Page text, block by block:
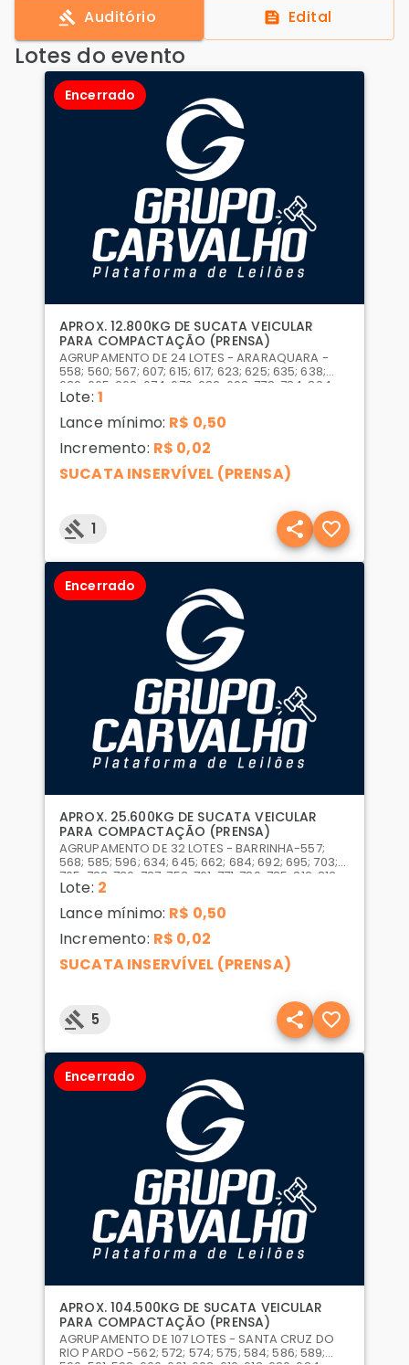
Auditório Edital
Lotes do evento
Encerrado
APROX. 12.800KG DE SUCATA VEICULAR
PARA COMPACTAÇÃO (PRENSA)
AGRUPAMENTO DE 24 LOTES - ARARAQUARA -
558; 560; 567; 607; 615; 617; 623; 625; 635; 638;
639; 665; 668; 674; 676; 682; 698; 772; 784; 804;
807; 831; 835; 875
Lote: 1
Lance mínimo: R$ 0,50
Incremento: R$ 0,02
SUCATA INSERVÍVEL (PRENSA)
1
Encerrado
APROX. 25.600KG DE SUCATA VEICULAR
PARA COMPACTAÇÃO (PRENSA)
AGRUPAMENTO DE 32 LOTES - BARRINHA-557;
568; 585; 596; 634; 645; 662; 684; 692; 695; 703;
705; 728; 736; 737; 753; 761; 771; 780; 785; 812; 813;
820; 823; 836; 850; 865; 868; 880; 885; 886; 889;
Lote: 2
Lance mínimo: R$ 0,50
Incremento: R$ 0,02
SUCATA INSERVÍVEL (PRENSA)
5
Encerrado
APROX. 104.500KG DE SUCATA VEICULAR
PARA COMPACTAÇÃO (PRENSA)
AGRUPAMENTO DE 107 LOTES - SANTA CRUZ DO
RIO PARDO -562; 572; 574; 575; 584; 586; 589;